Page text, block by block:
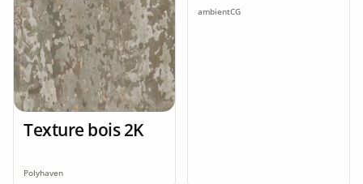
Texture bois 2K
Polyhaven
ambientCG